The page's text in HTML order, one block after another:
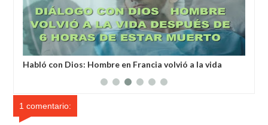
Habló con Dios: Hombre en Francia volvió a la vida
1 comentario: